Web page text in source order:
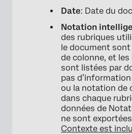
Date: Date du
Notation
des rubriques
le document
de colonne, et
sont listées par
pas
ou la notation de
dans chaque
données de
ne sont
Contexte est